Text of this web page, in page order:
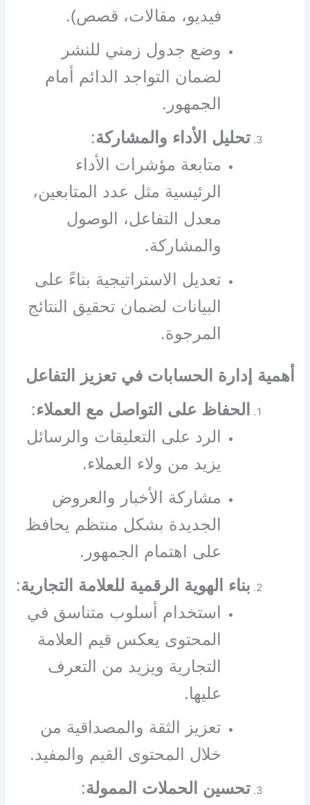
فيديو، مقالات، قصص).
وضع جدول زمني للنشر
لضمان التواجد الدائم أمام
الجمهور.
تحليل الأداء والمشاركة:
متابعة مؤشرات الأداء
الرئيسية مثل عدد المتابعين،
معدل التفاعل، الوصول
والمشاركة.
تعديل الاستراتيجية بناءً على
البيانات لضمان تحقيق النتائج
المرجوة.
أهمية إدارة الحسابات في تعزيز التفاعل
الحفاظ على التواصل مع العملاء:
الرد على التعليقات والرسائل
يزيد من ولاء العملاء.
مشاركة الأخبار والعروض
الجديدة بشكل منتظم يحافظ
على اهتمام الجمهور.
بناء الهوية الرقمية للعلامة التجارية:
استخدام أسلوب متناسق في
المحتوى يعكس قيم العلامة
التجارية ويزيد من التعرف
عليها.
تعزيز الثقة والمصداقية من
خلال المحتوى القيم والمفيد.
تحسين الحملات الممولة: